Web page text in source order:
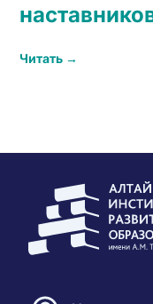
Читать →